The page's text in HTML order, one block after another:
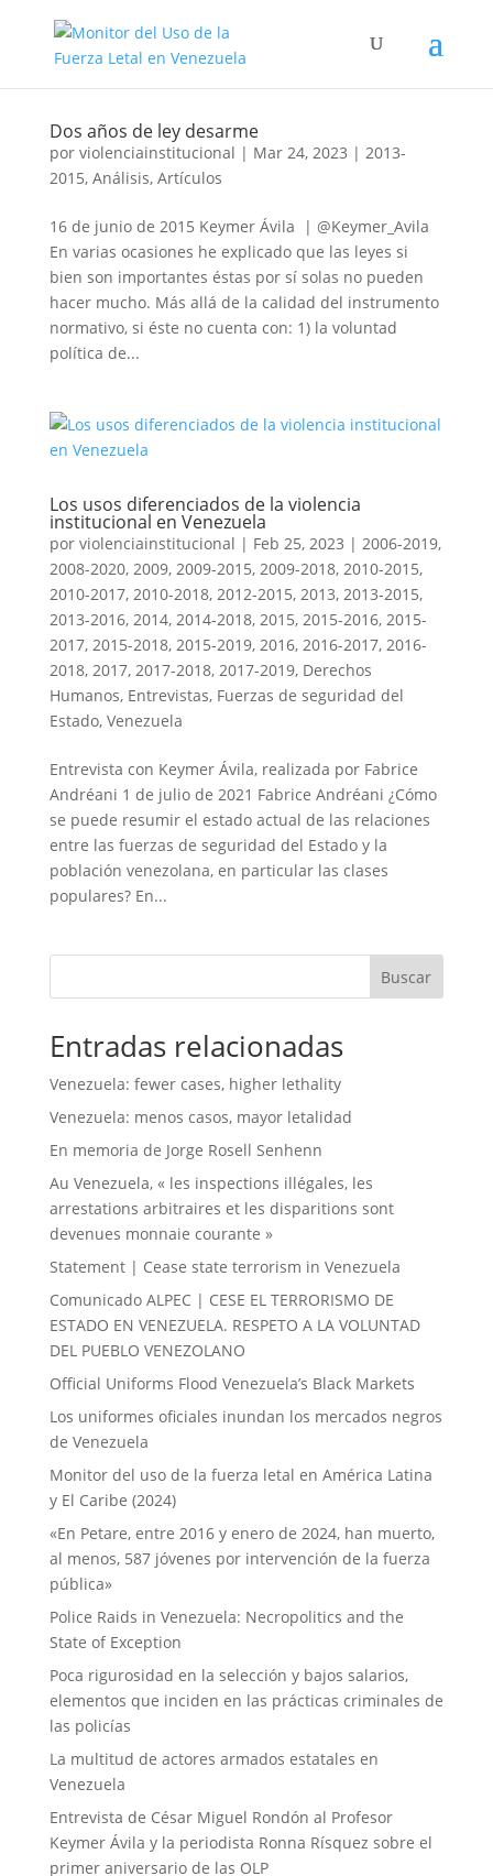
Dos años de ley desarme
por violenciainstitucional | Mar 24, 2023 | 2013-
2015, Análisis, Artículos
16 de junio de 2015 Keymer Ávila | @Keymer_Avila
En varias ocasiones he explicado que las leyes si
bien son importantes éstas por sí solas no pueden
hacer mucho. Más allá de la calidad del instrumento
normativo, si éste no cuenta con: 1) la voluntad
política de...
Los usos diferenciados de la violencia
institucional en Venezuela
por violenciainstitucional | Feb 25, 2023 | 2006-2019,
2008-2020, 2009, 2009-2015, 2009-2018, 2010-2015,
2010-2017, 2010-2018, 2012-2015, 2013, 2013-2015,
2013-2016, 2014, 2014-2018, 2015, 2015-2016, 2015-
2017, 2015-2018, 2015-2019, 2016, 2016-2017, 2016-
2018, 2017, 2017-2018, 2017-2019, Derechos
Humanos, Entrevistas, Fuerzas de seguridad del
Estado, Venezuela
Entrevista con Keymer Ávila, realizada por Fabrice
Andréani 1 de julio de 2021 Fabrice Andréani ¿Cómo
se puede resumir el estado actual de las relaciones
entre las fuerzas de seguridad del Estado y la
población venezolana, en particular las clases
populares? En...
Buscar
Entradas relacionadas
Venezuela: fewer cases, higher lethality
Venezuela: menos casos, mayor letalidad
En memoria de Jorge Rosell Senhenn
Au Venezuela, « les inspections illégales, les
arrestations arbitraires et les disparitions sont
devenues monnaie courante »
Statement | Cease state terrorism in Venezuela
Comunicado ALPEC | CESE EL TERRORISMO DE
ESTADO EN VENEZUELA. RESPETO A LA VOLUNTAD
DEL PUEBLO VENEZOLANO
Official Uniforms Flood Venezuela’s Black Markets
Los uniformes oficiales inundan los mercados negros
de Venezuela
Monitor del uso de la fuerza letal en América Latina
y El Caribe (2024)
«En Petare, entre 2016 y enero de 2024, han muerto,
al menos, 587 jóvenes por intervención de la fuerza
pública»
Police Raids in Venezuela: Necropolitics and the
State of Exception
Poca rigurosidad en la selección y bajos salarios,
elementos que inciden en las prácticas criminales de
las policías
La multitud de actores armados estatales en
Venezuela
Entrevista de César Miguel Rondón al Profesor
Keymer Ávila y la periodista Ronna Rísquez sobre el
primer aniversario de las OLP